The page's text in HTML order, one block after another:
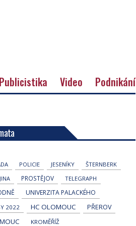
Publicistika Video Podnikání
POLICIE JESENÍKY
ŠTERNBERK
PROSTĚJOV TELEGRAPH
UNIVERZITA PALACKÉHO
2022 HC OLOMOUC PŘEROV
KROMĚŘÍŽ